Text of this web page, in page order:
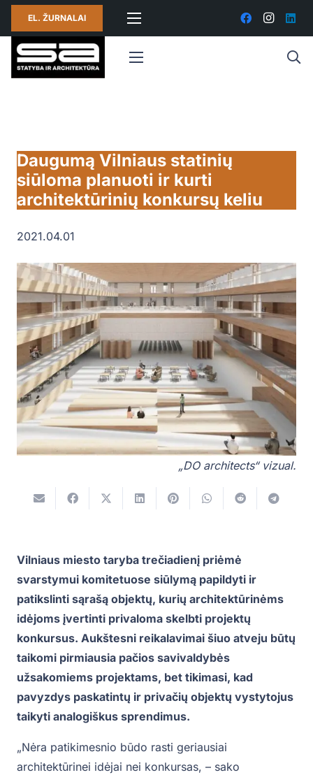
EL. ŽURNALAI
Daugumą Vilniaus statinių
siūloma planuoti ir kurti
architektūrinių konkursų keliu
2021.04.01
„DO architects“ vizual.
Vilniaus miesto taryba trečiadienį priėmė
svarstymui komitetuose siūlymą papildyti ir
patikslinti sąrašą objektų, kurių architektūrinėms
idėjoms įvertinti privaloma skelbti projektų
konkursus. Aukštesni reikalavimai šiuo atveju būtų
taikomi pirmiausia pačios savivaldybės
užsakomiems projektams, bet tikimasi, kad
pavyzdys paskatintų ir privačių objektų vystytojus
taikyti analogiškus sprendimus.
„Nėra patikimesnio būdo rasti geriausiai
architektūrinei idėjai nei konkursas, – sako